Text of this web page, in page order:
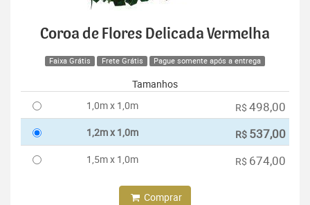
Coroa de Flores Delicada Vermelha
Faixa Grátis Frete Grátis Pague somente após a entrega
Tamanhos
1,0m x 1,0m
R$ 498,00
1,2m x 1,0m R$ 537,00
1,5m x 1,0m R$ 674,00
Comprar